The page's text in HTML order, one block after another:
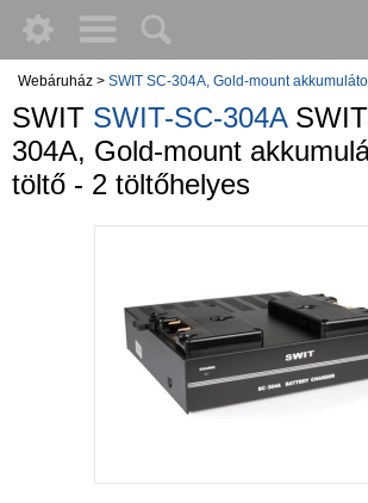
Webáruház > SWIT SC-304A, Gold-mount
SWIT SWIT-SC-304A
304A, Gold-mount
töltő - 2 töltőhelyes